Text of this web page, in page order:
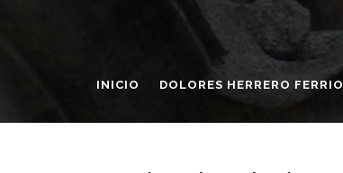
INICIO DOLORES HERRERO FERRIO